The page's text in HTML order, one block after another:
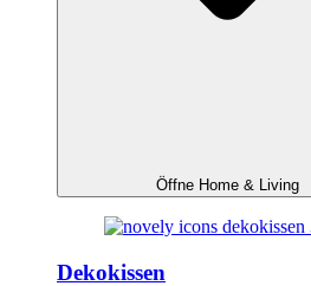
Öffne Home & Living
Dekokissen